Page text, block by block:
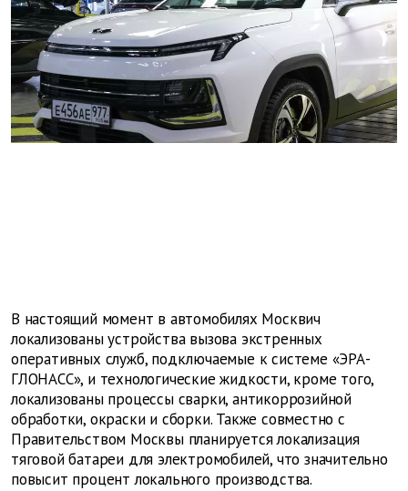
В настоящий момент в автомобилях Москвич
локализованы устройства вызова экстренных
оперативных служб, подключаемые к системе «ЭРА-
ГЛОНАСС», и технологические жидкости, кроме того,
локализованы процессы сварки, антикоррозийной
обработки, окраски и сборки. Также совместно с
Правительством Москвы планируется локализация
тяговой батареи для электромобилей, что значительно
повысит процент локального производства.